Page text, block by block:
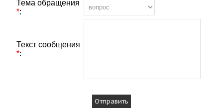
Тема обращения
*:
Текст сообщения
*: